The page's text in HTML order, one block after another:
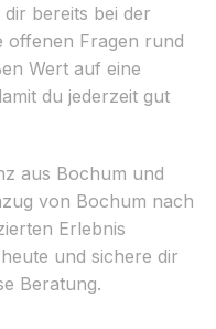
bereits bei der
offenen Fragen rund
Wert auf eine
du jederzeit gut
aus Bochum und
von Bochum nach
Erlebnis
und sichere dir
Beratung.